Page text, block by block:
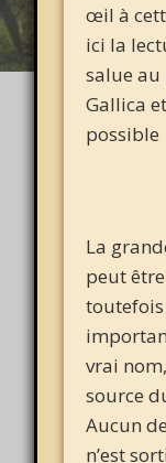
œil à
ici la
salue au
Gallica
possible
La
peut
toutefois
vrai
source
Aucun
n’est